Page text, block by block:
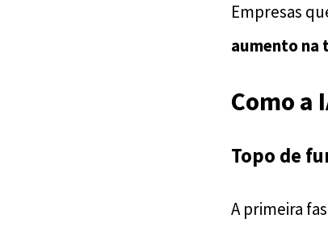
Empresas
aumento na
Como a
Topo de
A primeira